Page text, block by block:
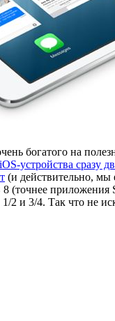
богатого на
устройства сразу
(и действительно, мы
8 (точнее
2 и 3/4. Так что не